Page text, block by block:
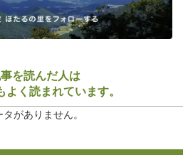
を読んだ人は
く読まれています。
がありません。